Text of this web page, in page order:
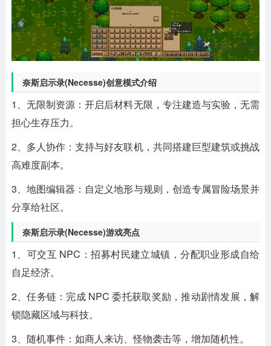
奈斯启示录(Necesse)创意模式介绍
1、无限制资源：开启后材料无限，专注建造与实验，无需
担心生存压力。
2、多人协作：支持与好友联机，共同搭建巨型建筑或挑战
高难度副本。
3、地图编辑器：自定义地形与规则，创造专属冒险场景并
分享给社区。
奈斯启示录(Necesse)游戏亮点
1、可交互 NPC：招募村民建立城镇，分配职业形成自给
自足经济。
2、任务链：完成 NPC 委托获取奖励，推动剧情发展，解
锁隐藏区域与科技。
3、随机事件：如商人来访、怪物袭击等，增加随机性。